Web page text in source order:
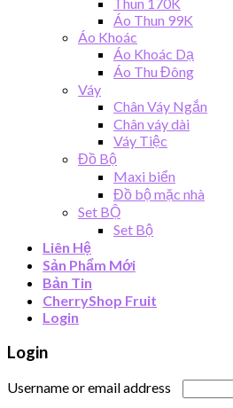
Thun 170K
Áo Thun 99K
Áo Khoác
Áo Khoác Dạ
Áo Thu Đông
Váy
Chân Váy Ngắn
Chân váy dài
Váy Tiệc
Đồ Bộ
Maxi biển
Đồ bộ mặc nhà
Set BỘ
Set Bộ
Liên Hệ
Sản Phẩm Mới
Bản Tin
CherryShop Fruit
Login
Login
Username or email address